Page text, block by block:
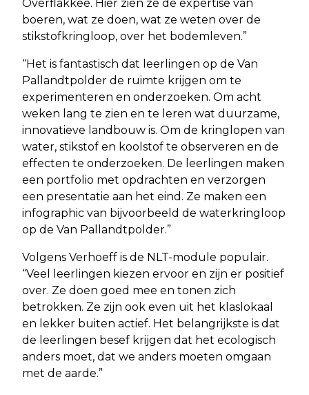
Overflakkee. Hier zien ze de expertise van
boeren, wat ze doen, wat ze weten over de
stikstofkringloop, over het bodemleven.”
“Het is fantastisch dat leerlingen op de Van
Pallandtpolder de ruimte krijgen om te
experimenteren en onderzoeken. Om acht
weken lang te zien en te leren wat duurzame,
innovatieve landbouw is. Om de kringlopen van
water, stikstof en koolstof te observeren en de
effecten te onderzoeken. De leerlingen maken
een portfolio met opdrachten en verzorgen
een presentatie aan het eind. Ze maken een
infographic van bijvoorbeeld de waterkringloop
op de Van Pallandtpolder.”
Volgens Verhoeff is de NLT-module populair.
“Veel leerlingen kiezen ervoor en zijn er positief
over. Ze doen goed mee en tonen zich
betrokken. Ze zijn ook even uit het klaslokaal
en lekker buiten actief. Het belangrijkste is dat
de leerlingen besef krijgen dat het ecologisch
anders moet, dat we anders moeten omgaan
met de aarde.”